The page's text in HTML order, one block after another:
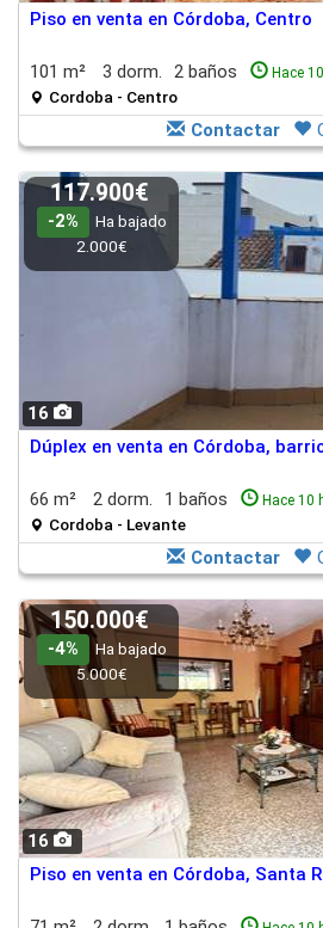
Piso en venta en Córdoba, Centro
101 m² 3 dorm. 2 baños Hace
Cordoba - Centro
Contactar
16
117.900€
-2%
Ha bajado
2.000€
Dúplex en venta en Córdoba,
66 m² 2 dorm. 1 baños Hace 10
Cordoba - Levante
Contactar
16
150.000€
-4%
Ha bajado
5.000€
Piso en venta en Córdoba, Santa